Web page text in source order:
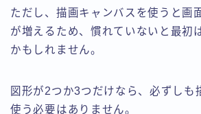
ただし、描画キャンバスを使うと画
が増えるため、慣れていないと最初
かもしれません。
図形が2つか3つだけなら、必ずしも
使う必要はありません。